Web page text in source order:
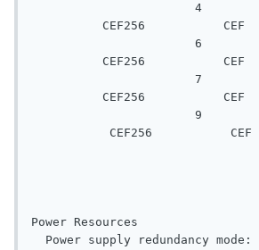
4        WS-
CEF256           CEF
6        WS-
CEF256           CEF
7        WS-
CEF256           CEF
9        WS-
CEF256           CEF
Power Resources
Power supply redundancy mode: